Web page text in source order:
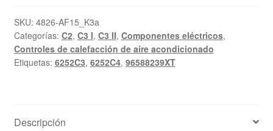
SKU: 4826-AF15_K3a
Categorías: C2, C3 I, C3 II, Componentes eléctricos,
Controles de calefacción de aire acondicionado
Etiquetas: 6252C3, 6252C4, 96588239XT
Descripción